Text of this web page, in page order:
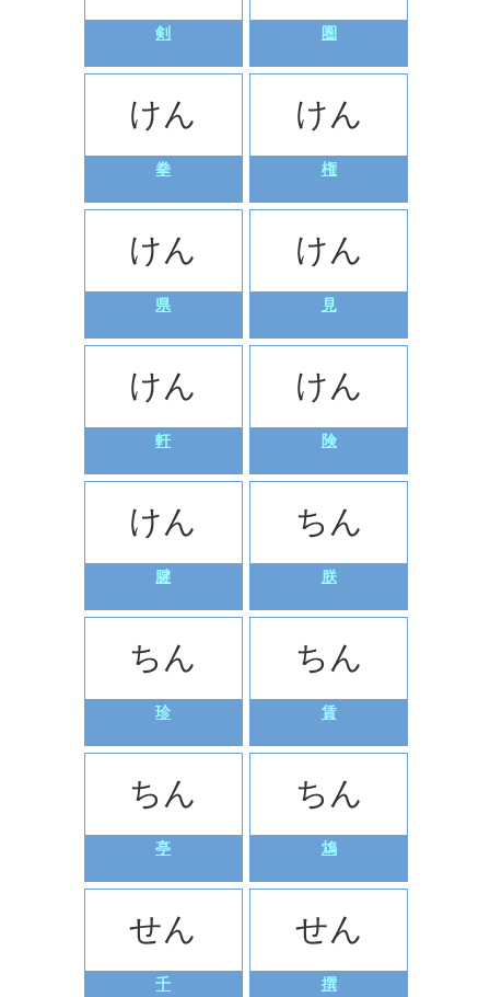
剣 圏
けん
拳
けん
権
けん
県
けん
見
けん
軒
けん
険
けん
腱
ちん
朕
ちん
珍
ちん
賃
ちん
亭
ちん
鴆
せん
千
せん
撰